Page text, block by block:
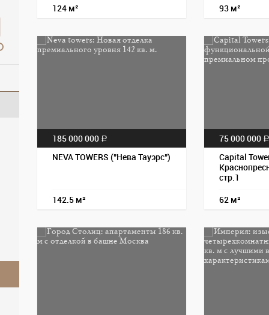
124 м² 93 м²
185 000 000 a
NEVA TOWERS ("Нева Тауэрс")
142.5 м²
75 000 000 a
Capital
стр.1
62 м²